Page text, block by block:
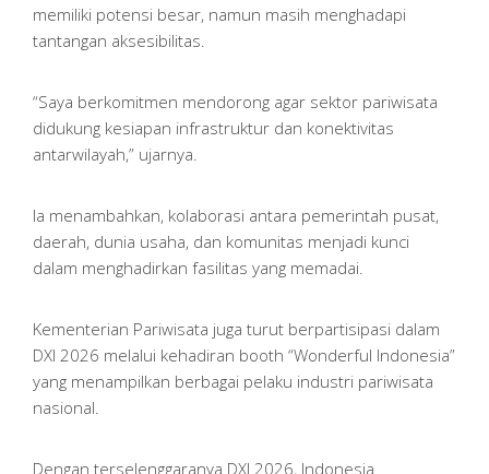
memiliki potensi besar, namun masih menghadapi
tantangan aksesibilitas.
“Saya berkomitmen mendorong agar sektor pariwisata
didukung kesiapan infrastruktur dan konektivitas
antarwilayah,” ujarnya.
Ia menambahkan, kolaborasi antara pemerintah pusat,
daerah, dunia usaha, dan komunitas menjadi kunci
dalam menghadirkan fasilitas yang memadai.
Kementerian Pariwisata juga turut berpartisipasi dalam
DXI 2026 melalui kehadiran booth “Wonderful Indonesia”
yang menampilkan berbagai pelaku industri pariwisata
nasional.
Dengan terselenggaranya DXI 2026, Indonesia